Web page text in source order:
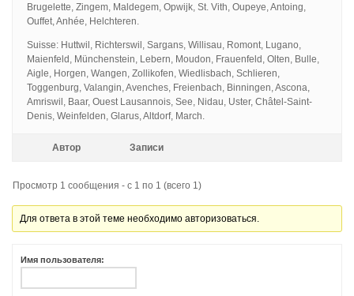
Brugelette, Zingem, Maldegem, Opwijk, St. Vith, Oupeye, Antoing,
Ouffet, Anhée, Helchteren.
Suisse: Huttwil, Richterswil, Sargans, Willisau, Romont, Lugano,
Maienfeld, Münchenstein, Lebern, Moudon, Frauenfeld, Olten, Bulle,
Aigle, Horgen, Wangen, Zollikofen, Wiedlisbach, Schlieren,
Toggenburg, Valangin, Avenches, Freienbach, Binningen, Ascona,
Amriswil, Baar, Ouest Lausannois, See, Nidau, Uster, Châtel-Saint-
Denis, Weinfelden, Glarus, Altdorf, March.
Автор Записи
Просмотр 1 сообщения - с 1 по 1 (всего 1)
Для ответа в этой теме необходимо авторизоваться.
Имя пользователя: